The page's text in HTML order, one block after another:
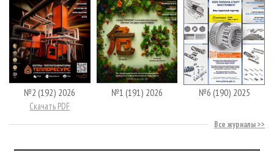
№2 (192) 2026
Скачать PDF
№1 (191) 2026 №6 (190) 2025
Все журналы